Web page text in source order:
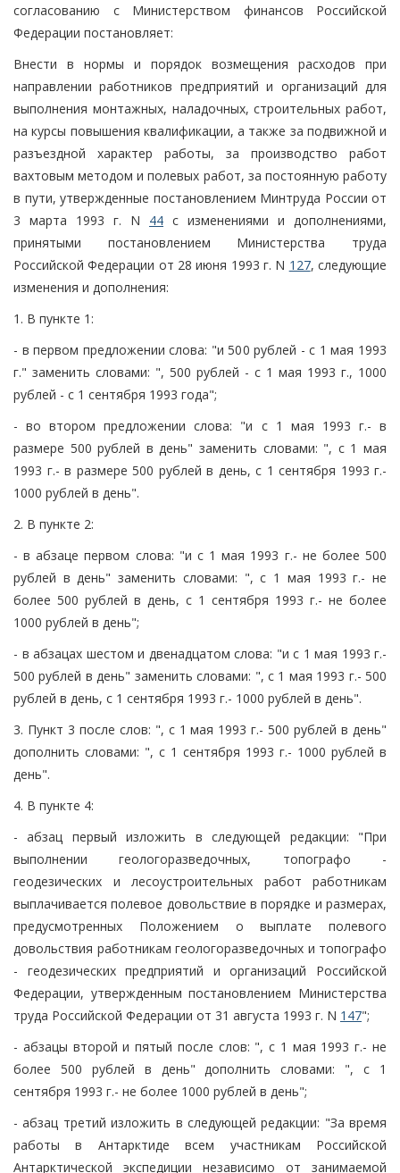
согласованию с Министерством финансов Российской
Федерации постановляет:
Внести в нормы и порядок возмещения расходов при
направлении работников предприятий и организаций для
выполнения монтажных, наладочных, строительных работ,
на курсы повышения квалификации, а также за подвижной и
разъездной характер работы, за производство работ
вахтовым методом и полевых работ, за постоянную работу
в пути, утвержденные постановлением Минтруда России от
3 марта 1993 г. N 44 с изменениями и дополнениями,
принятыми постановлением Министерства труда
Российской Федерации от 28 июня 1993 г. N 127, следующие
изменения и дополнения:
1. В пункте 1:
- в первом предложении слова: "и 500 рублей - с 1 мая 1993
г." заменить словами: ", 500 рублей - с 1 мая 1993 г., 1000
рублей - с 1 сентября 1993 года";
- во втором предложении слова: "и с 1 мая 1993 г.- в
размере 500 рублей в день" заменить словами: ", с 1 мая
1993 г.- в размере 500 рублей в день, с 1 сентября 1993 г.-
1000 рублей в день".
2. В пункте 2:
- в абзаце первом слова: "и с 1 мая 1993 г.- не более 500
рублей в день" заменить словами: ", с 1 мая 1993 г.- не
более 500 рублей в день, с 1 сентября 1993 г.- не более
1000 рублей в день";
- в абзацах шестом и двенадцатом слова: "и с 1 мая 1993 г.-
500 рублей в день" заменить словами: ", с 1 мая 1993 г.- 500
рублей в день, с 1 сентября 1993 г.- 1000 рублей в день".
3. Пункт 3 после слов: ", с 1 мая 1993 г.- 500 рублей в день"
дополнить словами: ", с 1 сентября 1993 г.- 1000 рублей в
день".
4. В пункте 4:
- абзац первый изложить в следующей редакции: "При
выполнении геологоразведочных, топографо -
геодезических и лесоустроительных работ работникам
выплачивается полевое довольствие в порядке и размерах,
предусмотренных Положением о выплате полевого
довольствия работникам геологоразведочных и топографо
- геодезических предприятий и организаций Российской
Федерации, утвержденным постановлением Министерства
труда Российской Федерации от 31 августа 1993 г. N 147";
- абзацы второй и пятый после слов: ", с 1 мая 1993 г.- не
более 500 рублей в день" дополнить словами: ", с 1
сентября 1993 г.- не более 1000 рублей в день";
- абзац третий изложить в следующей редакции: "За время
работы в Антарктиде всем участникам Российской
Антарктической экспедиции независимо от занимаемой